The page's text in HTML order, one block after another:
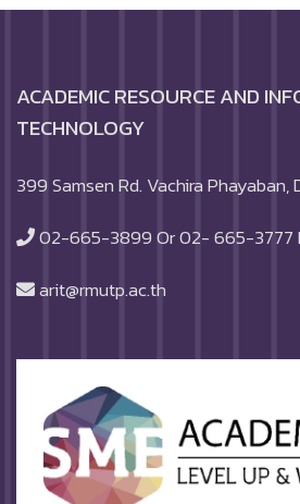
ACADEMIC RESOURCE AND
TECHNOLOGY
399 Samsen Rd. Vachira
02-665-3899 Or 02- 665-3777
arit@rmutp.ac.th